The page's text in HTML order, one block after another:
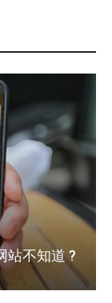
站不知道 ?